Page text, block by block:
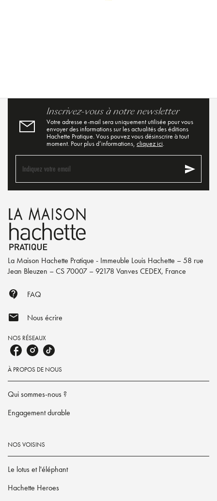
Inscrivez-vous à notre newsletter
Votre adresse e-mail sera uniquement utilisée pour vous
envoyer des informations sur les actualités des éditions
Hachette Pratique. Vous pouvez vous désinscrire à tout
moment. Pour plus d’informations, cliquez ici.
Indiquez votre email send
La Maison Hachette Pratique - Immeuble Louis Hachette – 58 rue
Jean Bleuzen – CS 70007 – 92178 Vanves CEDEX, France
contact_support FAQ
mail Nous écrire
NOS RÉSEAUX
À PROPOS DE NOUS
Qui sommes-nous ?
Engagement durable
NOS VOISINS
Le lotus et l'éléphant
Hachette Heroes